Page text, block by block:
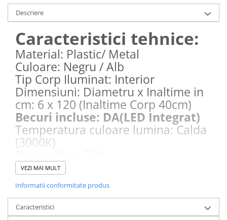
Descriere
Caracteristici tehnice:
Material: Plastic/ Metal
Culoare: Negru / Alb
Tip Corp Iluminat: Interior
Dimensiuni: Diametru x Inaltime in
cm: 6 x 120 (Inaltime Corp 40cm)
Becuri incluse: DA(LED Integrat)
Temperatura culoare lumina: Calda
(3000K)
Alimentare: 220V la 240V,
Economii de energie: 80% pentru
becurile led
Telecomanda: Nu
VEZI MAI MULT
Informatii conformitate produs
Caracteristici